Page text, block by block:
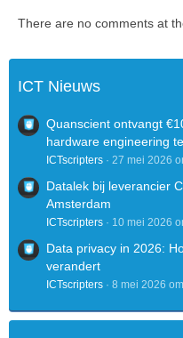
There are no comments at
ICT Nieuws
Quanscient ontvangt
hardware engineering
ICTscripters 27 mei 2026
Datalek bij leverancier
Amsterdam
ICTscripters 10 mei 2026
Data privacy in 2026:
verandert
ICTscripters 8 mei 2026